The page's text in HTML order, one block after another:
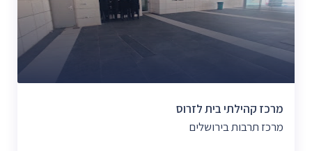
מרכז קהילתי בית לזרוס
מרכז תרבות בירושלים